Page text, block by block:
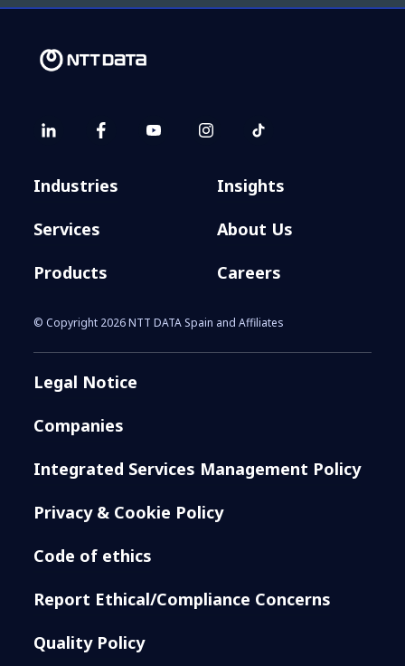
Industries
Services
Products
Insights
About Us
Careers
© Copyright 2026 NTT DATA Spain and Affiliates
Legal Notice
Companies
Integrated Services Management Policy
Privacy & Cookie Policy
Code of ethics
Report Ethical/Compliance Concerns
Quality Policy